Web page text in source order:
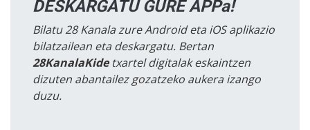
DESKARGATU GURE APPa!
Bilatu 28 Kanala zure Android eta iOS aplikazio
bilatzailean eta deskargatu. Bertan
28KanalaKidetxartel digitalak eskaintzen
dizuten abantailez gozatzeko aukera izango
duzu.